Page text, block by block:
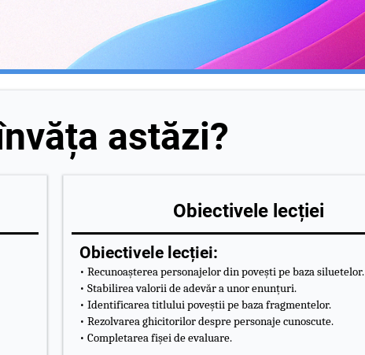
astăzi?
Obiectivele lecției
Obiectivele lecției:
• Recunoașterea personajelor din povești pe baza siluetelor.
• Stabilirea valorii de adevăr a unor enunțuri.
• Identificarea titlului poveștii pe baza fragmentelor.
• Rezolvarea ghicitorilor despre personaje cunoscute.
• Completarea fișei de evaluare.